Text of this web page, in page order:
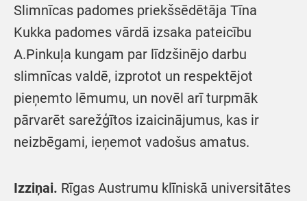
Slimnīcas padomes priekšsēdētāja Tīna
Kukka padomes vārdā izsaka pateicību
A.Pinkuļa kungam par līdzšinējo darbu
slimnīcas valdē, izprotot un respektējot
pieņemto lēmumu, un novēl arī turpmāk
pārvarēt sarežģītos izaicinājumus, kas ir
neizbēgami, ieņemot vadošus amatus.
Izziņai. Rīgas Austrumu klīniskā universitātes